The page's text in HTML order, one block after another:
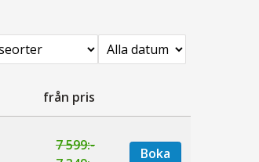
från pris
7 599:-
Boka